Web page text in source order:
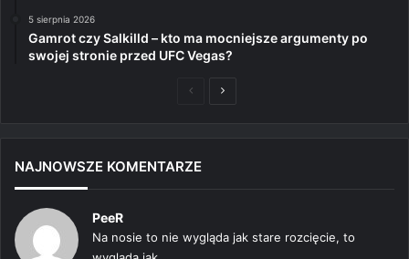
5 sierpnia 2026
Gamrot czy Salkilld – kto ma mocniejsze argumenty po
swojej stronie przed UFC Vegas?
PoprzedniaNastępna
NAJNOWSZE KOMENTARZE
PeeR
Na nosie to nie wygląda jak stare rozcięcie, to